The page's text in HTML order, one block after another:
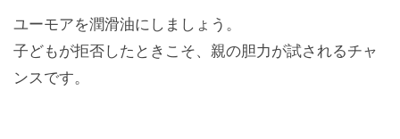
ユーモアを潤滑油にしましょう。
子どもが拒否したときこそ、親の胆力が試されるチャ
ンスです。